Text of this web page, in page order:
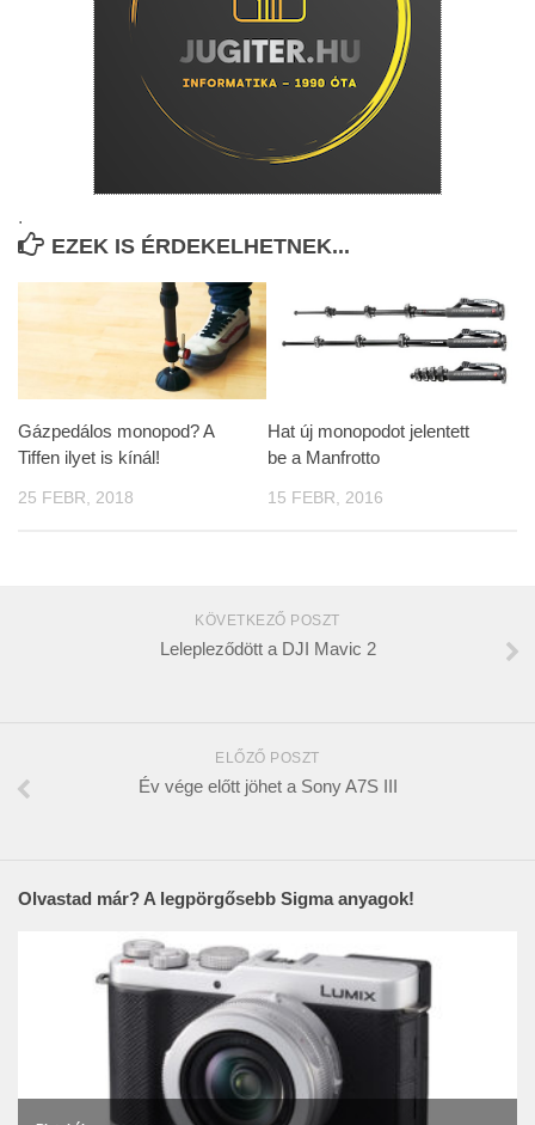
.
EZEK IS ÉRDEKELHETNEK...
Gázpedálos monopod? A
Tiffen ilyet is kínál!
25 FEBR, 2018
Hat új monopodot jelentett
be a Manfrotto
15 FEBR, 2016
KÖVETKEZŐ POSZT
Lelepleződött a DJI Mavic 2
ELŐZŐ POSZT
Év vége előtt jöhet a Sony A7S III
Olvastad már? A legpörgősebb Sigma anyagok!